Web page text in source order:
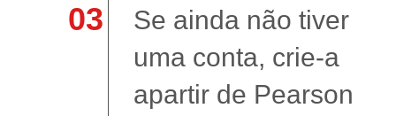
03
Se ainda não tiver
uma conta, crie-a
apartir de Pearson